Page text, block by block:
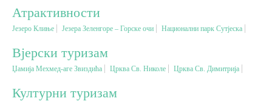
Бањски туризам
Авантура
Атрактивности
Језеро Клиње Језера Зеленгоре – Горске очи Национални парк Сутјеска
Вјерски туризам
Џамија Мехмед-аге Звиздића Црква Св. Николе Црква Св. Димитрија
Културни туризам